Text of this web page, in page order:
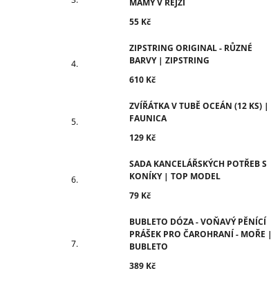
55 Kč
ZIPSTRING ORIGINAL - RŮZNÉ
BARVY | ZIPSTRING
610 Kč
ZVÍŘÁTKA V TUBĚ OCEÁN (12 KS) |
FAUNICA
129 Kč
SADA KANCELÁŘSKÝCH POTŘEB S
KONÍKY | TOP MODEL
79 Kč
BUBLETO DÓZA - VOŇAVÝ PĚNÍCÍ
PRÁŠEK PRO ČAROHRANÍ - MOŘE |
BUBLETO
389 Kč